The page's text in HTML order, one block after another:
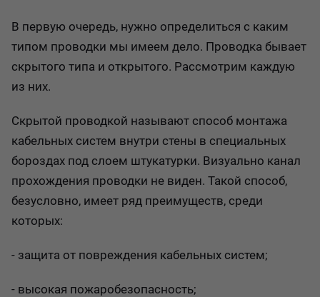
В первую очередь, нужно определиться с каким
типом проводки мы имеем дело. Проводка бывает
скрытого типа и открытого. Рассмотрим каждую
из них.
Скрытой проводкой называют способ монтажа
кабельных систем внутри стены в специальных
бороздах под слоем штукатурки. Визуально канал
прохождения проводки не виден. Такой способ,
безусловно, имеет ряд преимуществ, среди
которых:
- защита от повреждения кабельных систем;
- высокая пожаробезопасность;